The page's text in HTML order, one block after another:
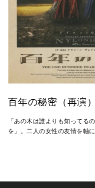
百年の秘密（再演）
「あの木は誰よりも知ってる
を」。二人の女性の友情を軸
視点から生の営みを俯瞰する
ヴィッチ会心の年代記、再び
木を、取り囲むように建てら